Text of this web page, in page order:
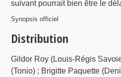
suivant pourrait bien être le
Synopsis officiel
Distribution
Gildor Roy (Louis-Régis
(Tonio) ; Brigitte Paquette